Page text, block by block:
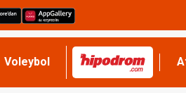
Voleybol